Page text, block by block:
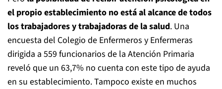
el propio establecimiento no está al alcance de todos
los trabajadores y trabajadoras de la salud. Una
encuesta del Colegio de Enfermeros y Enfermeras
dirigida a 559 funcionarios de la Atención Primaria
reveló que un 63,7% no cuenta con este tipo de ayuda
en su establecimiento. Tampoco existe en muchos